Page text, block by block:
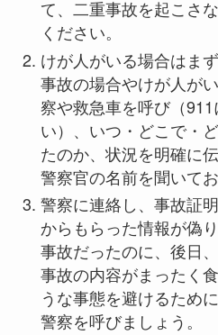
て、二重事故を起こさ
ください。
けが人がいる場合はま
事故の場合やけが人が
察や救急車を呼び（
い）、いつ・どこで・
たのか、状況を明確に
警察官の名前を聞いて
警察に連絡し、事故証
からもらった情報が偽
事故だったのに、後日
事故の内容がまったく
うな事態を避けるため
警察を呼びましょう。